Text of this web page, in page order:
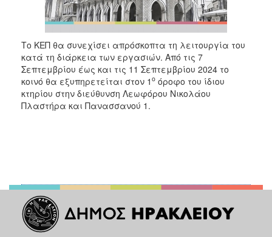
2011
2010
2006
ΠΟΛΗ
Το ΚΕΠ θα συνεχίσει απρόσκοπτα τη λειτουργία του
κατά τη διάρκεια των εργασιών. Από τις 7
Σεπτεμβρίου έως και τις 11 Σεπτεμβρίου 2024 το
κοινό θα εξυπηρετείται στον 1 ο όροφο του ίδιου
κτηρίου στην διεύθυνση Λεωφόρου Νικολάου
Πλαστήρα και Πανασσανού 1.